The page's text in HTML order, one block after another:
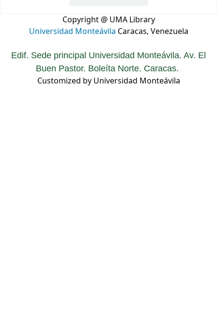
Copyright @ UMA Library
Universidad Monteávila Caracas, Venezuela
Edif. Sede principal Universidad Monteávila. Av. El
Buen Pastor. Boleíta Norte. Caracas.
Customized by Universidad Monteávila